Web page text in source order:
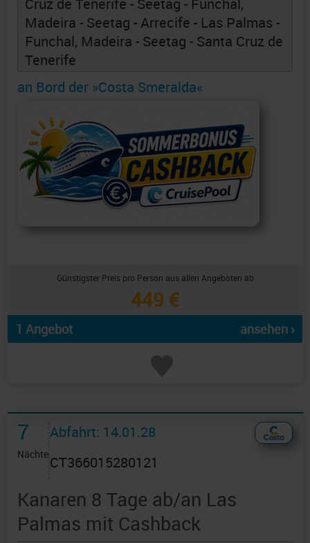
Cruz de Tenerife - Seetag - Funchal,
Madeira - Seetag - Arrecife - Las Palmas -
Funchal, Madeira - Seetag - Santa Cruz de
Tenerife
an Bord der »Costa Smeralda«
Günstigster Preis pro Person aus allen Angeboten ab
449 €
1 Angebot ansehen ›
7
Nächte
Abfahrt: 14.01.28
CT366015280121
Kanaren 8 Tage ab/an Las
Palmas mit Cashback